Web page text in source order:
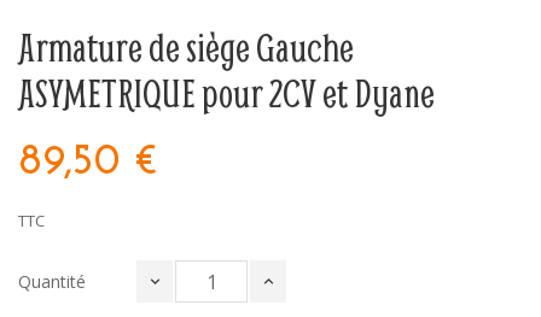
Armature de siège Gauche
ASYMETRIQUE pour 2CV et Dyane
89,50 €
TTC
Quantité